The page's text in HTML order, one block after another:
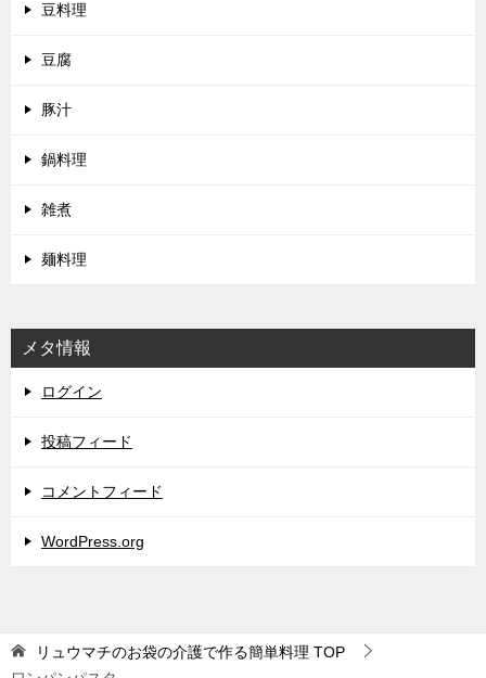
豆料理
豆腐
豚汁
鍋料理
雑煮
麺料理
メタ情報
ログイン
投稿フィード
コメントフィード
WordPress.org
リュウマチのお袋の介護で作る簡単料理 TOP